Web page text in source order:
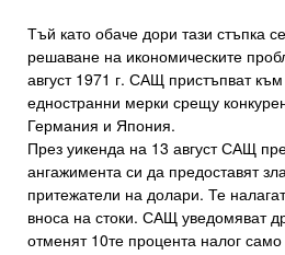
Тъй като обаче дори тази стъпка
решаване на икономическите
август 1971 г. САЩ пристъпват
едностранни мерки срещу
Германия и Япония.
През уикенда на 13 август САЩ
ангажимента си да предоставят
притежатели на долари. Те
вноса на стоки. САЩ уведомяват
отменят 10те процента налог